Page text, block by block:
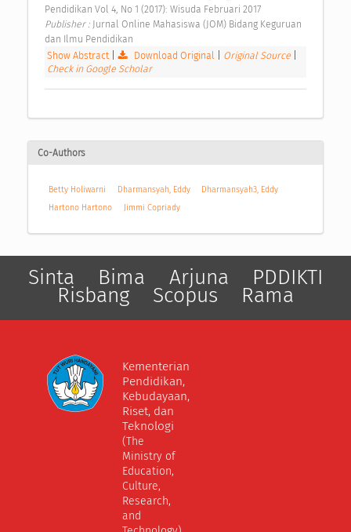
Pendidikan Vol 4, No 1 (2017): Wisuda Februari 2017
Publisher : Jurnal Online Mahasiswa (JOM) Bidang Keguruan
dan Ilmu Pendidikan
Show Abstract| Download Original Original Source
Check in Google Scholar
Co-Authors
Betty Holiwarni Dharmansyah, Eddy
Dharmansyah3, Eddy
Hartono Hartono
Jimmi Copriady
Sinta Bima Arjuna PDDIKTI
Risbang Scopus Rama
Kementerian
Pendidikan,
Kebudayaan,
Riset, dan
Teknologi
(The
Ministry of
Education,
Culture,
Research,
and